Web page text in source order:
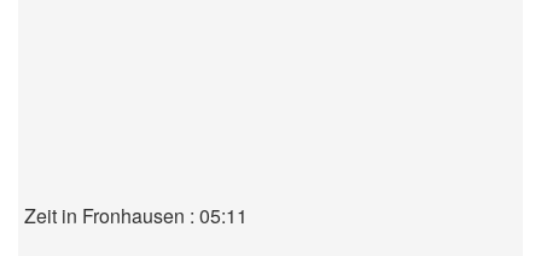
Zeit in Fronhausen : 05:11